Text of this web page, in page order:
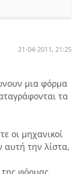
21-04-2011, 21:25
μια φόρμα
τα
οι μηχανικοί
αυτή την λίστα,